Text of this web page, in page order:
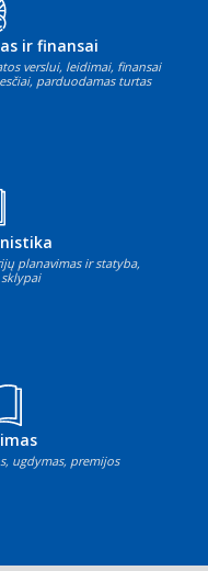
ir finansai
verslui, leidimai, finansai
parduodamas turtas
planavimas ir statyba,
ugdymas, premijos